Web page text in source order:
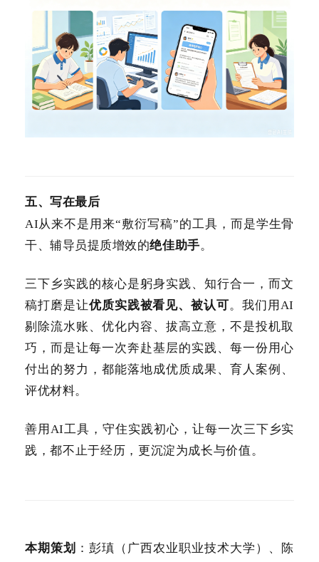
五、写在最后
AI从来不是用来“敷衍写稿”的工具，而是学生骨
干、辅导员提质增效的绝佳助手。
三下乡实践的核心是躬身实践、知行合一，而文
稿打磨是让优质实践被看见、被认可。我们用AI
剔除流水账、优化内容、拔高立意，不是投机取
巧，而是让每一次奔赴基层的实践、每一份用心
付出的努力，都能落地成优质成果、育人案例、
评优材料。
善用AI工具，守住实践初心，让每一次三下乡实
践，都不止于经历，更沉淀为成长与价值。
本期策划 ：彭瑱（广西农业职业技术大学）、陈